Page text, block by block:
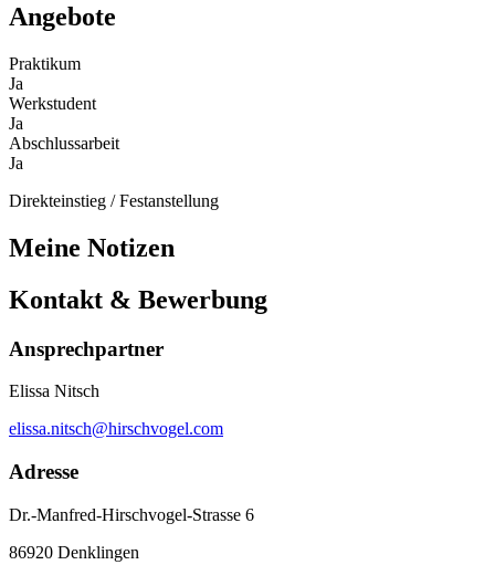
Angebote
Praktikum
Ja
Werkstudent
Ja
Abschlussarbeit
Ja
Direkteinstieg / Festanstellung
Meine Notizen
Kontakt & Bewerbung
Ansprechpartner
Elissa Nitsch
elissa.nitsch@hirschvogel.com
Adresse
Dr.-Manfred-Hirschvogel-Strasse 6
86920 Denklingen